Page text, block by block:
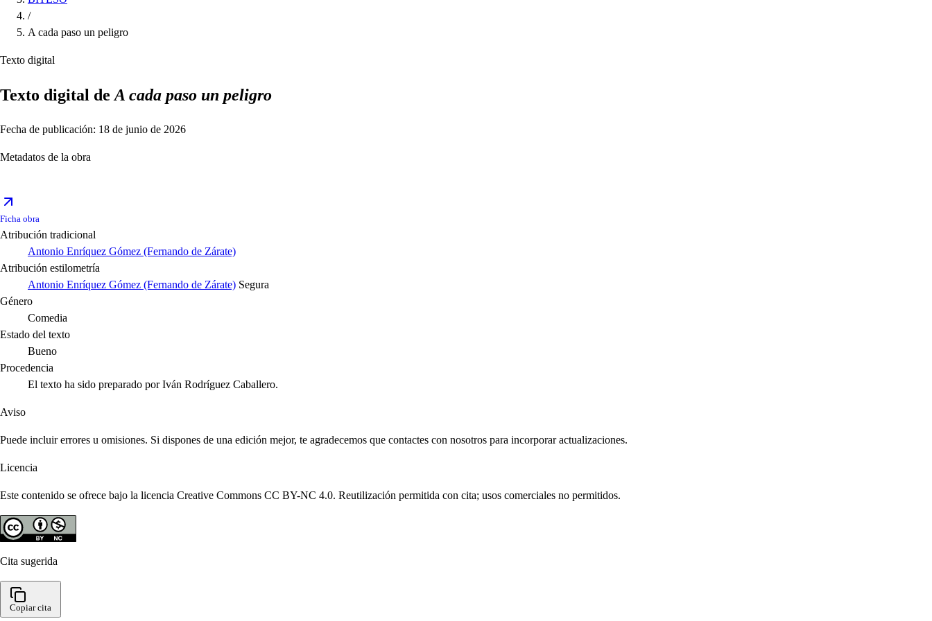
/
A cada paso un peligro
Texto digital
Texto digital de A cada paso un peligro
Fecha de publicación: 18 de junio de 2026
Metadatos de la obra
Ficha obra
Atribución tradicional
Antonio Enríquez Gómez (Fernando de Zárate)
Atribución estilometría
Antonio Enríquez Gómez (Fernando de Zárate) Segura
Género
Comedia
Estado del texto
Bueno
Procedencia
El texto ha sido preparado por Iván Rodríguez Caballero.
Aviso
Puede incluir errores u omisiones. Si dispones de una edición mejor, te agradecemos que contactes con nosotros para incorporar actualizaciones.
Licencia
Este contenido se ofrece bajo la licencia Creative Commons CC BY-NC 4.0. Reutilización permitida con cita; usos comerciales no permitidos.
Cita sugerida
Copiar cita